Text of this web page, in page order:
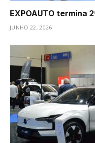
EXPOAUTO termina
JUNHO 22, 2026